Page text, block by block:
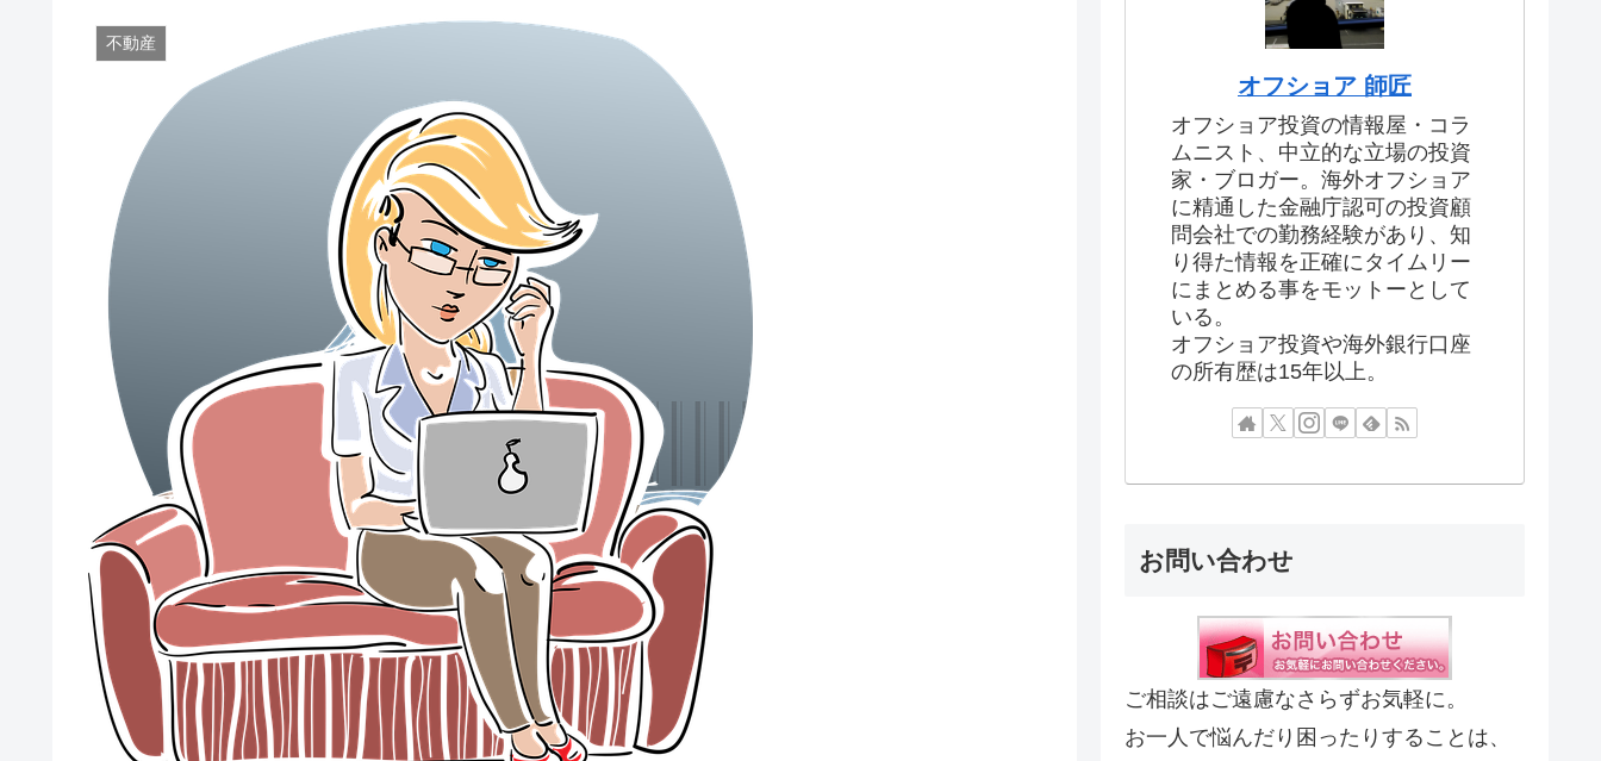
不動産
オフショア 師匠
オフショア投資の情報屋・コラ
ムニスト、中立的な立場の投資
家・ブロガー。海外オフショア
に精通した金融庁認可の投資顧
問会社での勤務経験があり、知
り得た情報を正確にタイムリー
にまとめる事をモットーとして
いる。
オフショア投資や海外銀行口座
の所有歴は15年以上。
お問い合わせ
ご相談はご遠慮なさらずお気軽に。
お一人で悩んだり困ったりすることは、